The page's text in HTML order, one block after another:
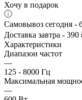
Хочу в подарок
Самовывоз сегодня -
Доставка завтра - 390
Характеристики
Диапазон частот
—
125 - 8000 Гц
Максимальная
—